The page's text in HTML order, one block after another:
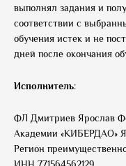
выполнял задания и
соответствии с
обучения истек и не
дней после окончания
Исполнитель:
ФЛ Дмитриев Ярослав
Академии «КИБЕРДАО»
Регион